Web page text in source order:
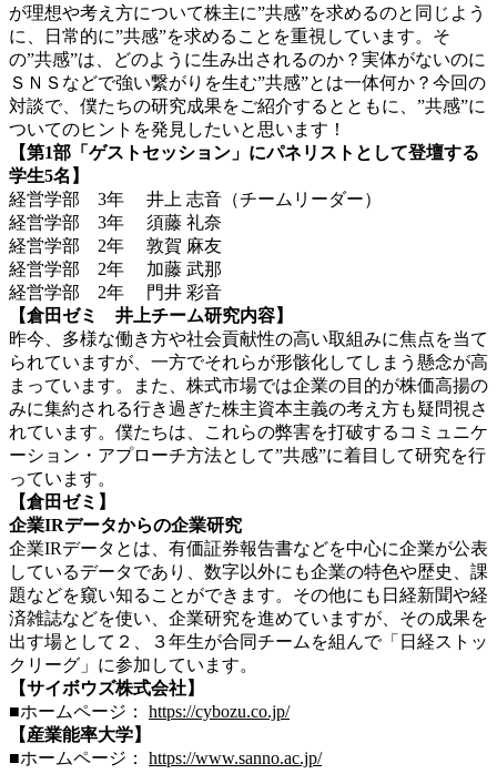
が理想や考え方について株主に”共感”を求めるのと同じよう
に、日常的に”共感”を求めることを重視しています。そ
の”共感”は、どのように生み出されるのか？実体がないのに
ＳＮＳなどで強い繋がりを生む”共感”とは一体何か？今回の
対談で、僕たちの研究成果をご紹介するとともに、”共感”に
ついてのヒントを発見したいと思います！
【第1部「ゲストセッション」にパネリストとして登壇する
学生5名】
経営学部 3年 井上 志音（チームリーダー）
経営学部 3年 須藤 礼奈
経営学部 2年 敦賀 麻友
経営学部 2年 加藤 武那
経営学部 2年 門井 彩音
【倉田ゼミ 井上チーム研究内容】
昨今、多様な働き方や社会貢献性の高い取組みに焦点を当て
られていますが、一方でそれらが形骸化してしまう懸念が高
まっています。また、株式市場では企業の目的が株価高揚の
みに集約される行き過ぎた株主資本主義の考え方も疑問視さ
れています。僕たちは、これらの弊害を打破するコミュニケ
ーション・アプローチ方法として”共感”に着目して研究を行
っています。
【倉田ゼミ】
企業IRデータからの企業研究
企業IRデータとは、有価証券報告書などを中心に企業が公表
しているデータであり、数字以外にも企業の特色や歴史、課
題などを窺い知ることができます。その他にも日経新聞や経
済雑誌などを使い、企業研究を進めていますが、その成果を
出す場として２、３年生が合同チームを組んで「日経ストッ
クリーグ」に参加しています。
【サイボウズ株式会社】
■ホームページ： https://cybozu.co.jp/
【産業能率大学】
■ホームページ： https://www.sanno.ac.jp/